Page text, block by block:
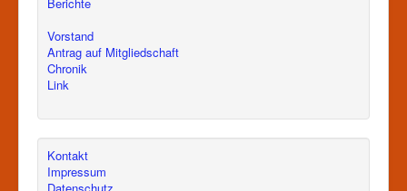
Vorstand
Antrag auf Mitgliedschaft
Chronik
Link
Kontakt
Impressum
Datenschutz